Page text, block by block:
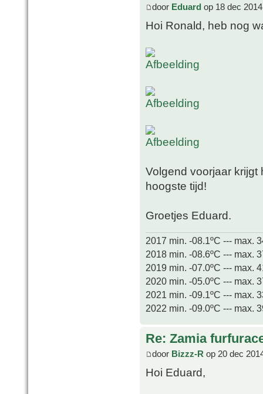
door Eduard op 18 dec
Hoi Ronald, heb nog
Volgend voorjaar krijgt
hoogste tijd!
Groetjes Eduard.
2017 min. -08.1ºC --- max.
2018 min. -08.6ºC --- max.
2019 min. -07.0ºC --- max.
2020 min. -05.0ºC --- max.
2021 min. -09.1ºC --- max.
2022 min. -09.0ºC --- max.
Re: Zamia
door Bizzz-R op 20 dec
Hoi Eduard,